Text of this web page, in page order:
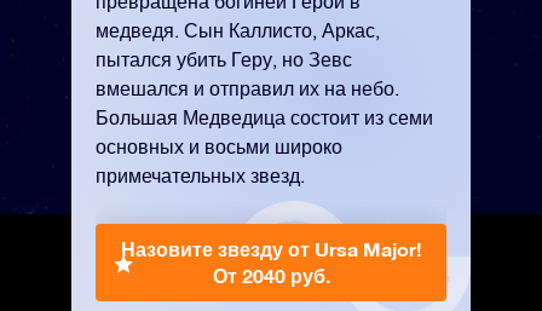
медведя. Сын Каллисто, Аркас,
пытался убить Геру, но Зевс
вмешался и отправил их на небо.
Большая Медведица состоит из семи
основных и восьми широко
примечательных звезд.
Назовите звезду от Ursa Major!
От 2040 руб.